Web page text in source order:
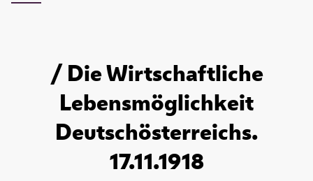
/ Die Wirtschaftliche
Lebensmöglichkeit
Deutschösterreichs.
17.11.1918